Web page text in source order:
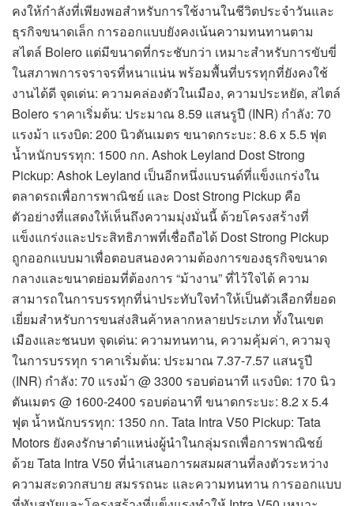
คงให้กำลังที่เพียงพอสำหรับการใช้งานในชีวิตประจำวันและ
ธุรกิจขนาดเล็ก การออกแบบยังคงเน้นความทนทานตาม
สไตล์ Bolero แต่มีขนาดที่กระชับกว่า เหมาะสำหรับการขับขี่
ในสภาพการจราจรที่หนาแน่น พร้อมพื้นที่บรรทุกที่ยังคงใช้
งานได้ดี จุดเด่น: ความคล่องตัวในเมือง, ความประหยัด, สไตล์
Bolero ราคาเริ่มต้น: ประมาณ 8.59 แสนรูปี (INR) กำลัง: 70
แรงม้า แรงบิด: 200 นิวตันเมตร ขนาดกระบะ: 8.6 x 5.5 ฟุต
น้ำหนักบรรทุก: 1500 กก. Ashok Leyland Dost Strong
Pickup: Ashok Leyland เป็นอีกหนึ่งแบรนด์ที่แข็งแกร่งใน
ตลาดรถเพื่อการพาณิชย์ และ Dost Strong Pickup คือ
ตัวอย่างที่แสดงให้เห็นถึงความมุ่งมั่นนี้ ด้วยโครงสร้างที่
แข็งแกร่งและประสิทธิภาพที่เชื่อถือได้ Dost Strong Pickup
ถูกออกแบบมาเพื่อตอบสนองความต้องการของธุรกิจขนาด
กลางและขนาดย่อมที่ต้องการ “ม้างาน” ที่ไว้ใจได้ ความ
สามารถในการบรรทุกที่น่าประทับใจทำให้เป็นตัวเลือกที่ยอด
เยี่ยมสำหรับการขนส่งสินค้าหลากหลายประเภท ทั้งในเขต
เมืองและชนบท จุดเด่น: ความทนทาน, ความคุ้มค่า, ความจุ
ในการบรรทุก ราคาเริ่มต้น: ประมาณ 7.37-7.57 แสนรูปี
(INR) กำลัง: 70 แรงม้า @ 3300 รอบต่อนาที แรงบิด: 170 นิว
ตันเมตร @ 1600-2400 รอบต่อนาที ขนาดกระบะ: 8.2 x 5.4
ฟุต น้ำหนักบรรทุก: 1350 กก. Tata Intra V50 Pickup: Tata
Motors ยังคงรักษาตำแหน่งผู้นำในกลุ่มรถเพื่อการพาณิชย์
ด้วย Tata Intra V50 ที่นำเสนอการผสมผสานที่ลงตัวระหว่าง
ความสะดวกสบาย สมรรถนะ และความทนทาน การออกแบบ